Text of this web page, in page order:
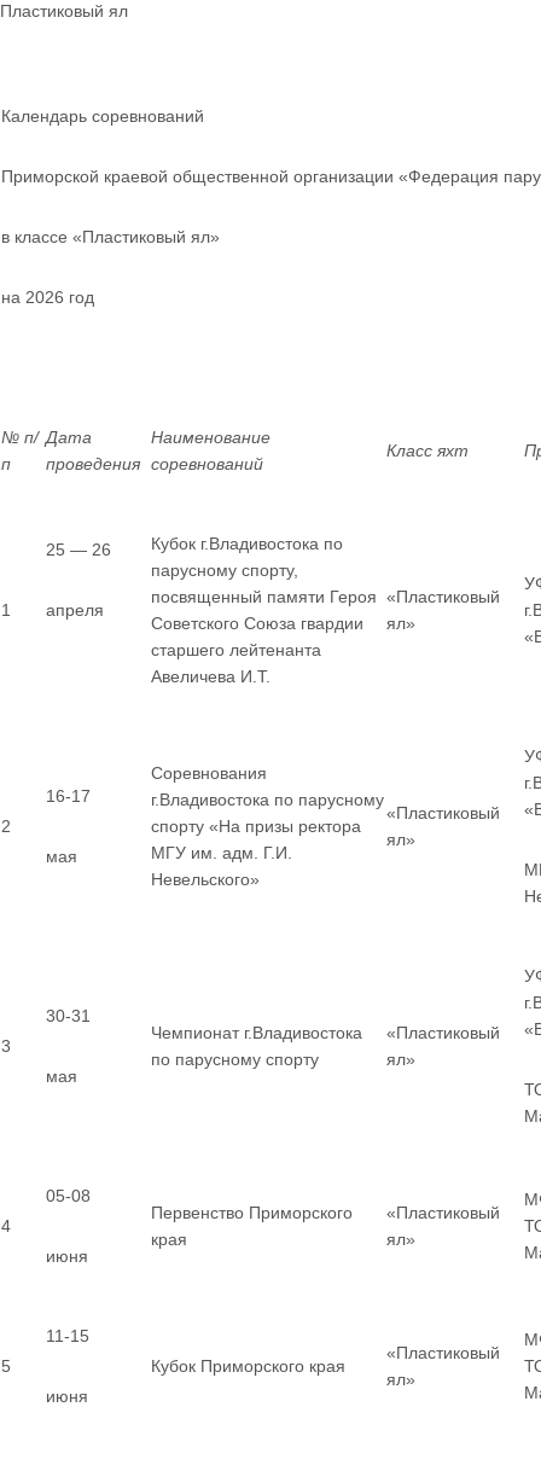
Пластиковый ял
Календарь соревнований
Приморской краевой общественной организации «Федерация
в классе «Пластиковый ял»
на 2026 год
№ п/
п
Дата
проведения
Наименование
соревнований
Класс яхт
1
25 — 26
апреля
Кубок г.Владивостока по
парусному спорту,
посвященный памяти Героя
Советского Союза гвардии
старшего лейтенанта
Авеличева И.Т.
«Пластиковый
ял»
2
16-17
мая
Соревнования
г.Владивостока по парусному
спорту «На призы ректора
МГУ им. адм. Г.И.
Невельского»
«Пластиковый
ял»
3
30-31
мая
Чемпионат г.Владивостока
по парусному спорту
«Пластиковый
ял»
4
05-08
июня
Первенство Приморского
края
«Пластиковый
ял»
5
11-15
июня
Кубок Приморского края
«Пластиковый
ял»